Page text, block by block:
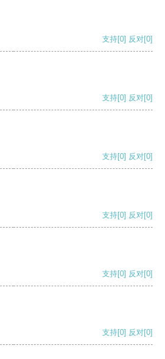
支持[0] 反对[0]
支持[0] 反对[0]
支持[0] 反对[0]
支持[0] 反对[0]
支持[0] 反对[0]
支持[0] 反对[0]